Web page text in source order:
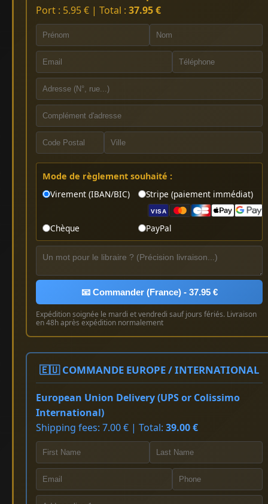
Port : 5.95 € | Total : 37.95 €
Mode de règlement souhaité :
Virement (IBAN/BIC)
Stripe (paiement immédiat)
VISA
Chèque PayPal
📧 Commander (France) - 37.95 €
Expédition soignée le mardi et vendredi sauf jours fériés. Livraison
en 48h après expédition normalement
🇪🇺 COMMANDE EUROPE / INTERNATIONAL
European Union Delivery (UPS or Colissimo
International)
Shipping fees: 7.00 € | Total: 39.00 €